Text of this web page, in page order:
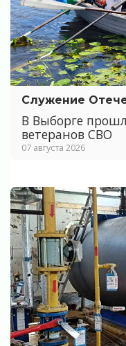
Служение
В Выборге
ветеранов СВО
07 августа 2026